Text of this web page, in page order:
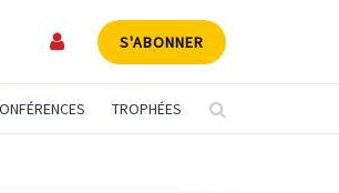
S'ABONNER
TROPHÉES